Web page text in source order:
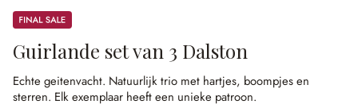
Sale
Guirlande set van 3 Dalston
Echte geitenvacht. Natuurlijk trio met hartjes, boompjes en
sterren. Elk exemplaar heeft een unieke patroon.